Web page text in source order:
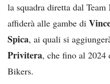
la squadra diretta dal
affiderà alle gambe di
Spica, ai quali si
Privitera, che fino al 2024
Bikers.